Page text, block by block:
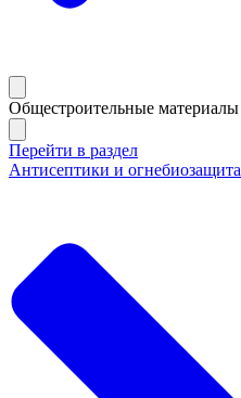
Общестроительные материалы
Перейти в раздел
Антисептики и огнебиозащита